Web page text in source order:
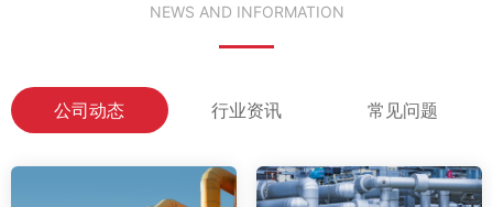
NEWS AND INFORMATION
公司动态 行业资讯 常见问题